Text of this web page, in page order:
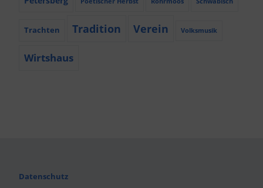
Trachten Tradition Verein Volksmusik
Wirtshaus
Datenschutz